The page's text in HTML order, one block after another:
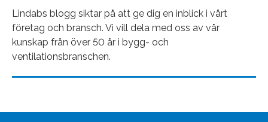
Lindabs blogg siktar på att ge dig en inblick i vårt
företag och bransch. Vi vill dela med oss av vår
kunskap från över 50 år i bygg- och
ventilationsbranschen.